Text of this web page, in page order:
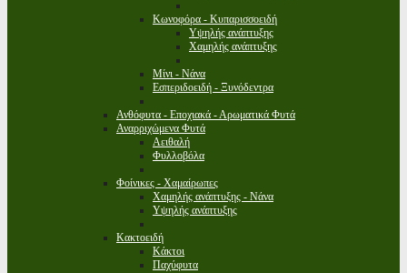
Κωνοφόρα - Κυπαρισσοειδή
Υψηλής ανάπτυξης
Χαμηλής ανάπτυξης
Μίνι - Νάνα
Εσπεριδοειδή - Ξυνόδεντρα
Ανθόφυτα - Εποχιακά - Αρωματικά Φυτά
Αναρριχώμενα Φυτά
Αειθαλή
Φυλλοβόλα
Φοίνικες - Χαμαίρωπες
Χαμηλής ανάπτυξης - Νάνα
Υψηλής ανάπτυξης
Κακτοειδή
Κάκτοι
Παχύφυτα